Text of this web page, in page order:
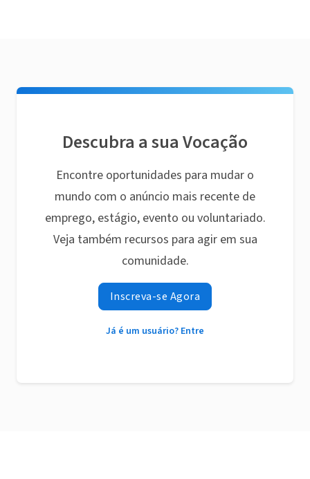
Descubra a sua Vocação
Encontre oportunidades para mudar o
mundo com o anúncio mais recente de
emprego, estágio, evento ou voluntariado.
Veja também recursos para agir em sua
comunidade.
Inscreva-se Agora
Já é um usuário? Entre